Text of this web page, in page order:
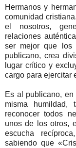
Hermanos y
comunidad
el nosotros,
relaciones
ser mejor que los
publicano, crea
lugar crítico y
cargo para ejercitar
Es al publicano,
misma humildad,
reconocer todos
unos de los otros,
escucha
sabiendo que